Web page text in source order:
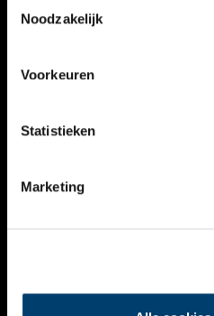
Noodzakelijk
Voorkeuren
Statistieken
Marketing
VERHALEN
KALENDER
THEMA’S
VIDEO’S
CONTACT